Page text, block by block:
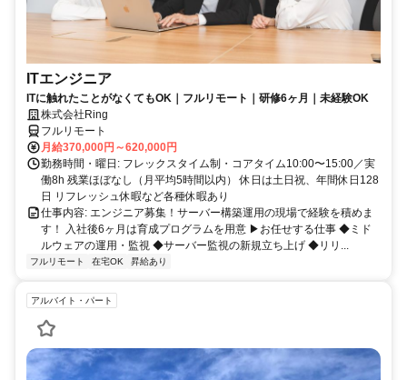
ITエンジニア
ITに触れたことがなくてもOK｜フルリモート｜研修6ヶ月｜未経験OK
株式会社Ring
フルリモート
月給370,000円～620,000円
勤務時間・曜日: フレックスタイム制・コアタイム10:00〜15:00／実
働8h 残業ほぼなし（月平均5時間以内） 休日は土日祝、年間休日128
日 リフレッシュ休暇など各種休暇あり
仕事内容: エンジニア募集！サーバー構築運用の現場で経験を積めま
す！ 入社後6ヶ月は育成プログラムを用意 ▶お任せする仕事 ◆ミド
ルウェアの運用・監視 ◆サーバー監視の新規立ち上げ ◆リリ...
フルリモート 在宅OK 昇給あり
アルバイト・パート